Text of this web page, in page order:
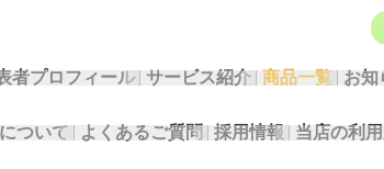
者プロフィール サービス紹介 商品一覧 お知
ついて よくあるご質問 採用情報 当店の利